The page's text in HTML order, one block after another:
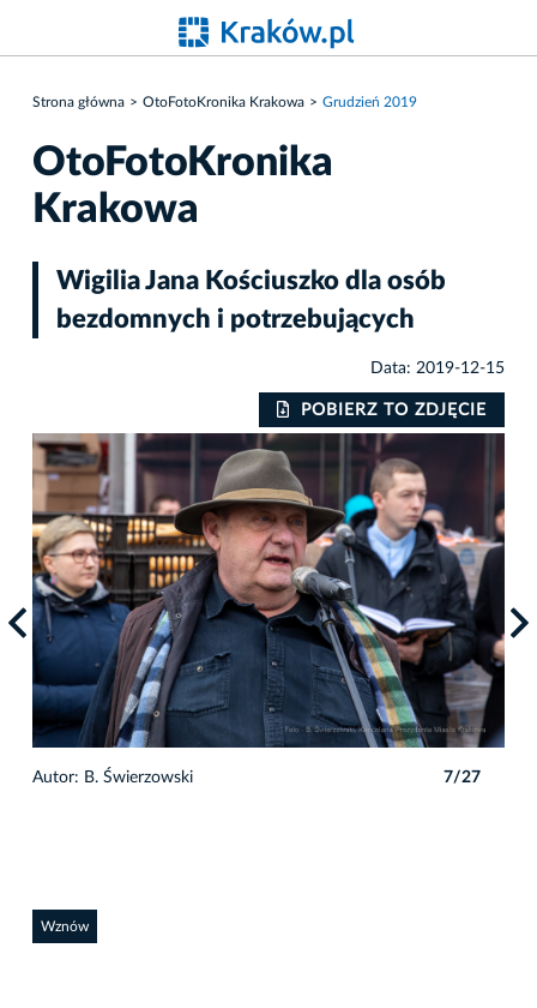
Strona główna OtoFotoKronika Krakowa Grudzień 2019
OtoFotoKronika
Krakowa
Wigilia Jana Kościuszko dla osób
bezdomnych i potrzebujących
Data: 2019-12-15
POBIERZ TO ZDJĘCIE
Autor: B. Świerzowski 7/27
Wznów